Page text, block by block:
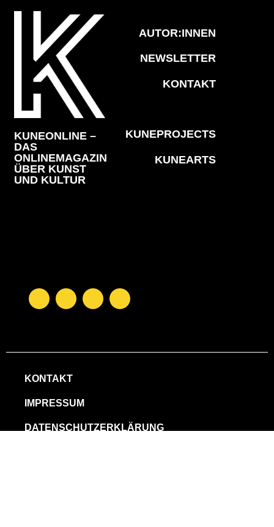
KUNEONLINE –
DAS
ONLINEMAGAZIN
ÜBER KUNST
UND KULTUR
AUTOR:INNEN
NEWSLETTER
KONTAKT
KUNEPROJECTS
KUNEARTS
KONTAKT
IMPRESSUM
DATENSCHUTZERKLÄRUNG